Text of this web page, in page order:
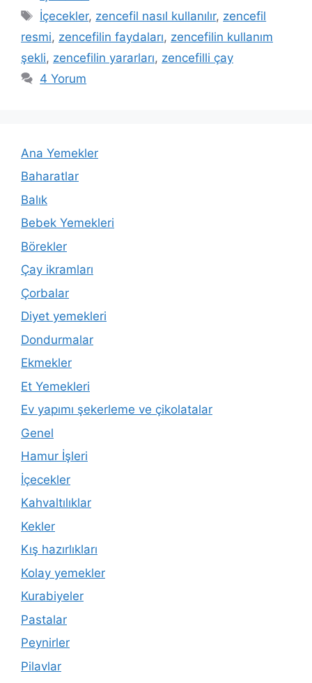
Etiketler
İçecekler, zencefil nasıl kullanılır, zencefil
resmi, zencefilin faydaları, zencefilin kullanım
şekli, zencefilin yararları, zencefilli çay
4 Yorum
Ana Yemekler
Baharatlar
Balık
Bebek Yemekleri
Börekler
Çay ikramları
Çorbalar
Diyet yemekleri
Dondurmalar
Ekmekler
Et Yemekleri
Ev yapımı şekerleme ve çikolatalar
Genel
Hamur İşleri
İçecekler
Kahvaltılıklar
Kekler
Kış hazırlıkları
Kolay yemekler
Kurabiyeler
Pastalar
Peynirler
Pilavlar